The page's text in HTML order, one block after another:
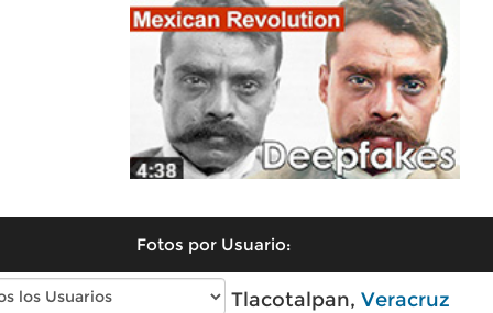
Fotos por Usuario:
Fotos antiguas de Tlacotalpan, Veracruz